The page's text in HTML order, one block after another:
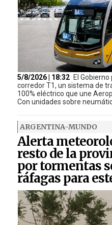
5/8/2026 | 18:32 El
corredor T1, un sistema de
100% eléctrico que une
Con unidades sobre
ARGENTINA-MUNDO
Alerta
resto de la
por tormentas
ráfagas para